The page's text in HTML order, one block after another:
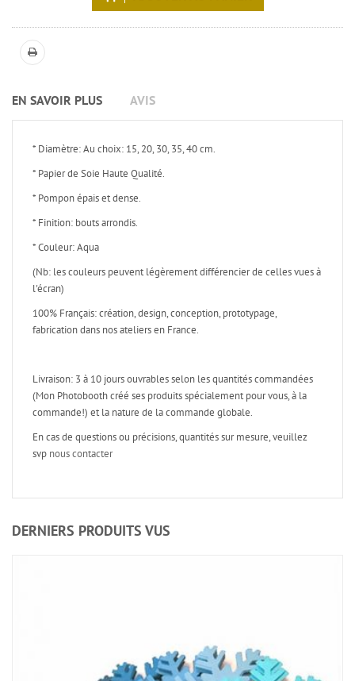
EN SAVOIR PLUS AVIS
* Diamètre: Au choix: 15, 20, 30, 35, 40 cm.
* Papier de Soie Haute Qualité.
* Pompon épais et dense.
* Finition: bouts arrondis.
* Couleur: Aqua
(Nb: les couleurs peuvent légèrement différencier de celles vues à
l'écran)
100% Français: création, design, conception, prototypage,
fabrication dans nos ateliers en France.
Livraison: 3 à 10 jours ouvrables selon les quantités commandées
(Mon Photobooth créé ses produits spécialement pour vous, à la
commande!) et la nature de la commande globale.
En cas de questions ou précisions, quantités sur mesure, veuillez
svp nous contacter
DERNIERS PRODUITS VUS